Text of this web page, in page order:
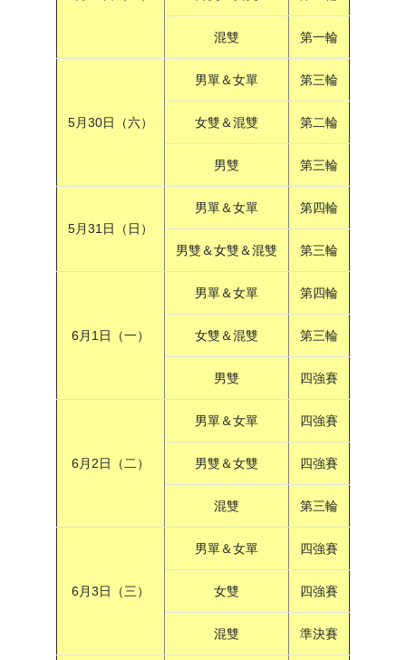
混雙 第一輪
5月30日（六）
男單＆女單 第三輪
女雙＆混雙 第二輪
男雙 第三輪
5月31日（日）
男單＆女單 第四輪
男雙＆女雙＆混雙 第三輪
6月1日（一）
男單＆女單 第四輪
女雙＆混雙 第三輪
男雙 四強賽
6月2日（二）
男單＆女單 四強賽
男雙＆女雙 四強賽
混雙 第三輪
6月3日（三）
男單＆女單 四強賽
女雙 四強賽
混雙 準決賽